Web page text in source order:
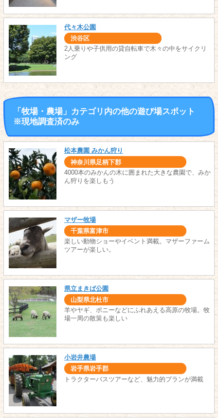
代々木公園
渋谷区
2人乗りや子供用の貸自転車で木々の中をサイクリ
ング
「牧場・農場」カテゴリ内の他の遊び場スポット
※現地調査済のみ
松本農園 みかん狩り
神奈川県足柄下郡
4000本のみかんの木に囲まれた大きな農園で、みか
ん狩りを楽しもう
マザー牧場
千葉県富津市
楽しい動物ショーやイベント満載。マザーファーム
ツアーが楽しい。
県立まきば公園
山梨県北杜市
羊やヤギ、ポニーなどにふれあえる高原の牧場。牧
場一周の散策も楽しい
小岩井農場
岩手県岩手郡
トラクターバスツアーなど、魅力的プランが満載